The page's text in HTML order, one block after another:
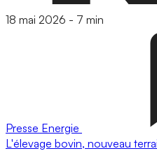
18 mai 2026 - 7 min
Presse Energie
L'élevage bovin, nouveau